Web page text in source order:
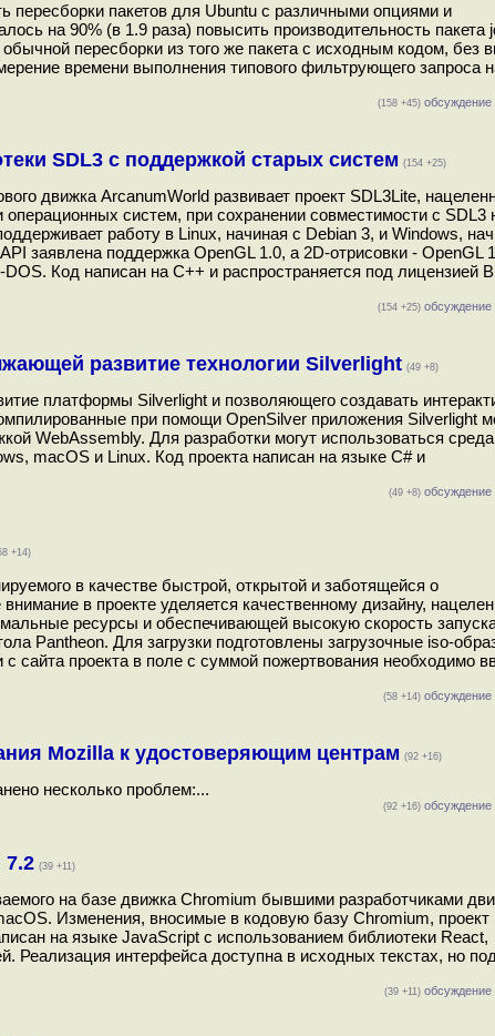
пересборки пакетов для Ubuntu с различными опциями и
на 90% (в 1.9 раза) повысить производительность пакета
пересборки из того же пакета с исходным кодом, без
времени выполнения типового фильтрующего запроса
(158 +45) обсуждение
SDL3 с поддержкой старых систем (154 +25)
движка ArcanumWorld развивает проект SDL3Lite,
систем, при сохранении совместимости с SDL3
работу в Linux, начиная с Debian 3, и Windows,
заявлена поддержка OpenGL 1.0, а 2D-отрисовки - OpenGL
Код написан на С++ и распространяется под лицензией
(154 +25) обсуждение
развитие технологии Silverlight (49 +8)
платформы Silverlight и позволяющего создавать
при помощи OpenSilver приложения Silverlight
WebAssembly. Для разработки могут использоваться
macOS и Linux. Код проекта написан на языке C# и
(49 +8) обсуждение
+14)
в качестве быстрой, открытой и заботящейся о
в проекте уделяется качественному дизайну,
ресурсы и обеспечивающей высокую скорость
Pantheon. Для загрузки подготовлены загрузочные iso-
сайта проекта в поле с суммой пожертвования необходимо
(58 +14) обсуждение
Mozilla к удостоверяющим центрам (92 +16)
несколько проблем:...
(92 +16) обсуждение
7.2 (39 +11)
на базе движка Chromium бывшими разработчиками
Изменения, вносимые в кодовую базу Chromium, проект
на языке JavaScript с использованием библиотеки React,
интерфейса доступна в исходных текстах, но под
(39 +11) обсуждение